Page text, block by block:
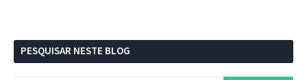
PESQUISAR NESTE BLOG